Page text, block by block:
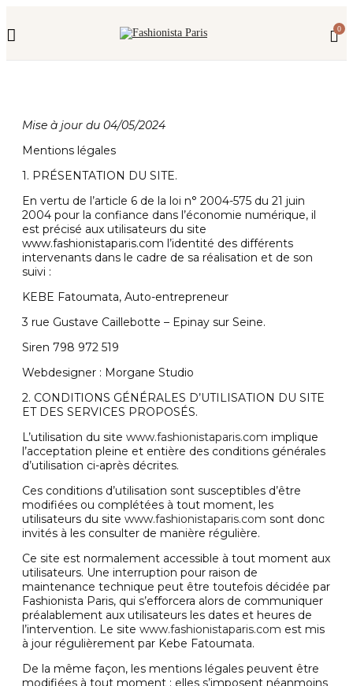
0
Mise à jour du 04/05/2024
Mentions légales
1. PRÉSENTATION DU SITE.
En vertu de l’article 6 de la loi n° 2004-575 du 21 juin
2004 pour la confiance dans l’économie numérique, il
est précisé aux utilisateurs du site
www.fashionistaparis.com l’identité des différents
intervenants dans le cadre de sa réalisation et de son
suivi :
KEBE Fatoumata, Auto-entrepreneur
3 rue Gustave Caillebotte – Epinay sur Seine.
Siren 798 972 519
Webdesigner : Morgane Studio
2. CONDITIONS GÉNÉRALES D’UTILISATION DU SITE
ET DES SERVICES PROPOSÉS.
L’utilisation du site www.fashionistaparis.com implique
l’acceptation pleine et entière des conditions générales
d’utilisation ci-après décrites.
Ces conditions d’utilisation sont susceptibles d’être
modifiées ou complétées à tout moment, les
utilisateurs du site www.fashionistaparis.com sont donc
invités à les consulter de manière régulière.
Ce site est normalement accessible à tout moment aux
utilisateurs. Une interruption pour raison de
maintenance technique peut être toutefois décidée par
Fashionista Paris, qui s’efforcera alors de communiquer
préalablement aux utilisateurs les dates et heures de
l’intervention. Le site www.fashionistaparis.com est mis
à jour régulièrement par Kebe Fatoumata.
De la même façon, les mentions légales peuvent être
modifiées à tout moment : elles s’imposent néanmoins
L'ajout au panier est indisponible et aucune